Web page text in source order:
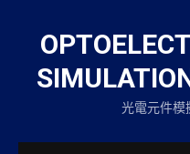
光電元件模